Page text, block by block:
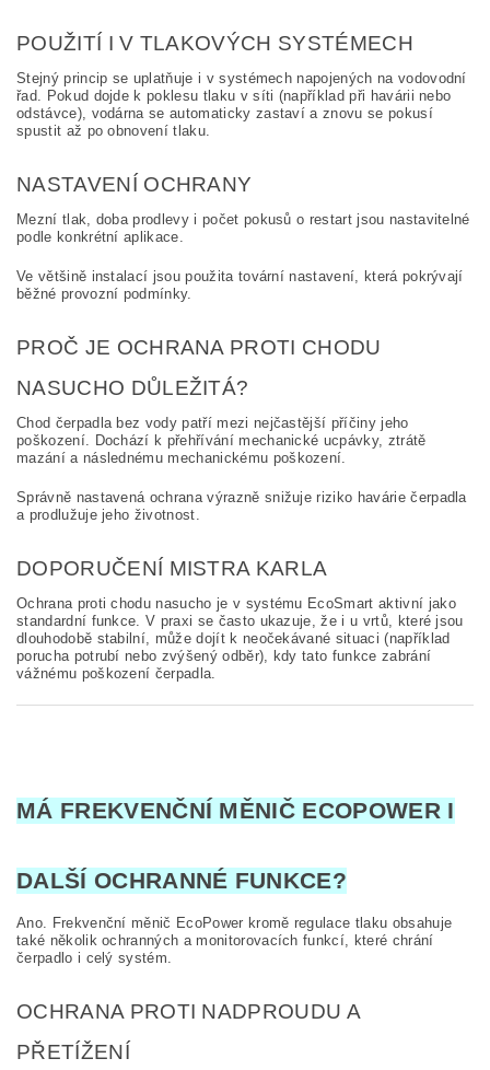
POUŽITÍ I V TLAKOVÝCH SYSTÉMECH
Stejný princip se uplatňuje i v systémech napojených na vodovodní
řad. Pokud dojde k poklesu tlaku v síti (například při havárii nebo
odstávce), vodárna se automaticky zastaví a znovu se pokusí
spustit až po obnovení tlaku.
NASTAVENÍ OCHRANY
Mezní tlak, doba prodlevy i počet pokusů o restart jsou nastavitelné
podle konkrétní aplikace.
Ve většině instalací jsou použita tovární nastavení, která pokrývají
běžné provozní podmínky.
PROČ JE OCHRANA PROTI CHODU
NASUCHO DŮLEŽITÁ?
Chod čerpadla bez vody patří mezi nejčastější příčiny jeho
poškození. Dochází k přehřívání mechanické ucpávky, ztrátě
mazání a následnému mechanickému poškození.
Správně nastavená ochrana výrazně snižuje riziko havárie čerpadla
a prodlužuje jeho životnost.
DOPORUČENÍ MISTRA KARLA
Ochrana proti chodu nasucho je v systému EcoSmart aktivní jako
standardní funkce. V praxi se často ukazuje, že i u vrtů, které jsou
dlouhodobě stabilní, může dojít k neočekávané situaci (například
porucha potrubí nebo zvýšený odběr), kdy tato funkce zabrání
vážnému poškození čerpadla.
MÁ FREKVENČNÍ MĚNIČ ECOPOWER I
DALŠÍ OCHRANNÉ FUNKCE?
Ano. Frekvenční měnič EcoPower kromě regulace tlaku obsahuje
také několik ochranných a monitorovacích funkcí, které chrání
čerpadlo i celý systém.
OCHRANA PROTI NADPROUDU A
PŘETÍŽENÍ